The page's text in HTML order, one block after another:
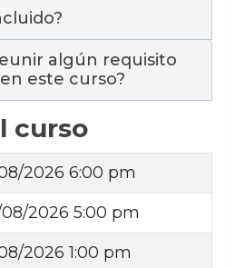
algún requisito
este curso?
curso
2026 6:00 pm
2026 5:00 pm
2026 1:00 pm